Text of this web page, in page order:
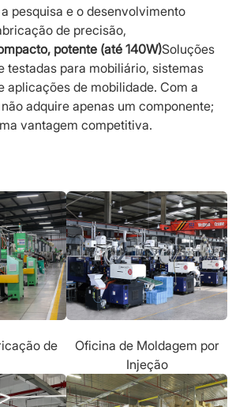
pesquisa e o desenvolvimento
de precisão,
potente (até 140W)Soluções
testadas para mobiliário, sistemas
aplicações de mobilidade. Com a
adquire apenas um componente;
vantagem competitiva.
de
Oficina de Moldagem por
Injeção